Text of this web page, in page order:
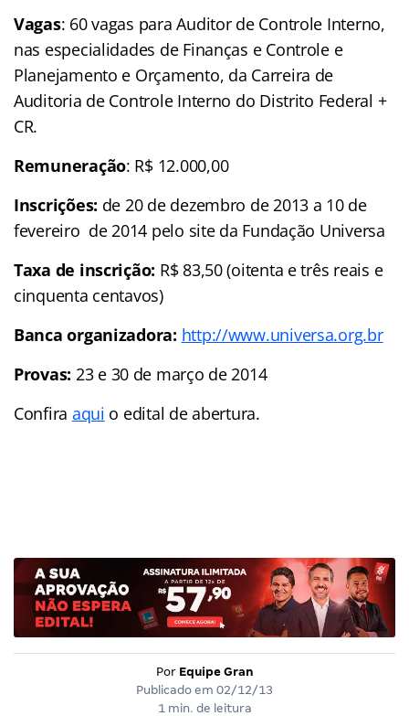
Vagas: 60 vagas para Auditor de Controle Interno,
nas especialidades de Finanças e Controle e
Planejamento e Orçamento, da Carreira de
Auditoria de Controle Interno do Distrito Federal +
CR.
Remuneração: R$ 12.000,00
Inscrições: de 20 de dezembro de 2013 a 10 de
fevereiro de 2014 pelo site da Fundação Universa
Taxa de inscrição: R$ 83,50 (oitenta e três reais e
cinquenta centavos)
Banca organizadora: http://www.universa.org.br
Provas: 23 e 30 de março de 2014
Confira aqui o edital de abertura.
Por Equipe Gran
Publicado em 02/12/13
1 min. de leitura